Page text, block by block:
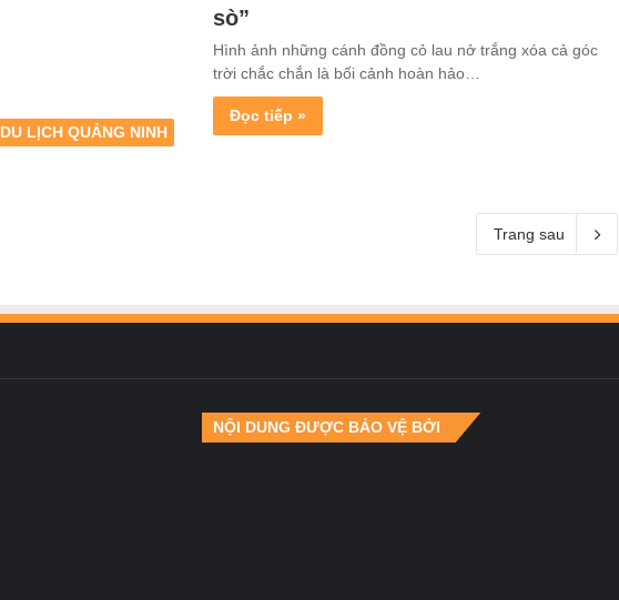
DU LỊCH QUẢNG NINH
sò”
Hình ảnh những cánh đồng cỏ lau nở trắng xóa cả góc
trời chắc chắn là bối cảnh hoàn hảo…
Đọc tiếp »
Trang sau
NỘI DUNG ĐƯỢC BẢO VỆ BỞI